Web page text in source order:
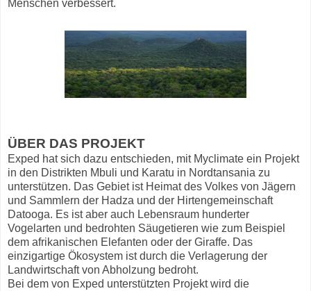
Menschen verbessert.
ÜBER DAS PROJEKT
Exped hat sich dazu entschieden, mit Myclimate ein Projekt
in den Distrikten Mbuli und Karatu in Nordtansania zu
unterstützen. Das Gebiet ist Heimat des Volkes von Jägern
und Sammlern der Hadza und der Hirtengemeinschaft
Datooga. Es ist aber auch Lebensraum hunderter
Vogelarten und bedrohten Säugetieren wie zum Beispiel
dem afrikanischen Elefanten oder der Giraffe. Das
einzigartige Ökosystem ist durch die Verlagerung der
Landwirtschaft von Abholzung bedroht.
Bei dem von Exped unterstützten Projekt wird die